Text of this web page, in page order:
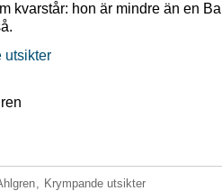
kvarstår: hon är mindre än en
utsikter
, Krympande utsikter